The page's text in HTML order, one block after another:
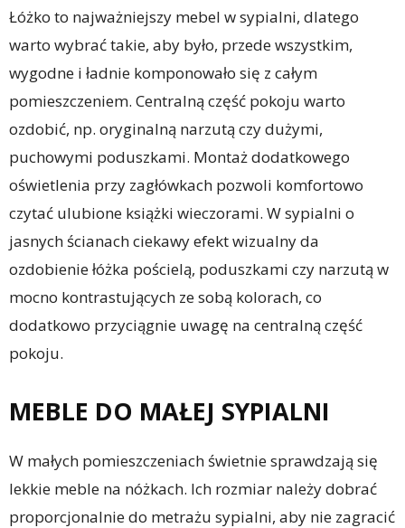
Łóżko to najważniejszy mebel w sypialni, dlatego
warto wybrać takie, aby było, przede wszystkim,
wygodne i ładnie komponowało się z całym
pomieszczeniem. Centralną część pokoju warto
ozdobić, np. oryginalną narzutą czy dużymi,
puchowymi poduszkami. Montaż dodatkowego
oświetlenia przy zagłówkach pozwoli komfortowo
czytać ulubione książki wieczorami. W sypialni o
jasnych ścianach ciekawy efekt wizualny da
ozdobienie łóżka pościelą, poduszkami czy narzutą w
mocno kontrastujących ze sobą kolorach, co
dodatkowo przyciągnie uwagę na centralną część
pokoju.
MEBLE DO MAŁEJ SYPIALNI
W małych pomieszczeniach świetnie sprawdzają się
lekkie meble na nóżkach. Ich rozmiar należy dobrać
proporcjonalnie do metrażu sypialni, aby nie zagracić